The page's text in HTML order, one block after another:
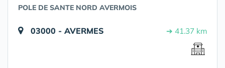
POLE DE SANTE NORD AVERMOIS
03000 - AVERMES ➔ 41.37 km